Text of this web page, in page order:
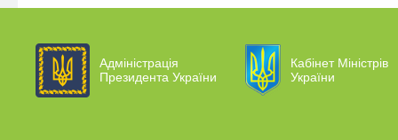
Адміністрація
Президента України
Кабінет Міністрів
України